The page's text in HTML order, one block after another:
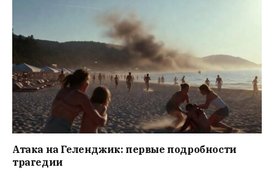
Атака на Геленджик: первые подробности
трагедии